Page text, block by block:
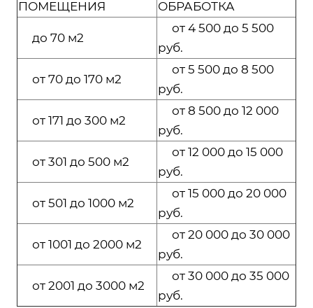
ПОМЕЩЕНИЯ ОБРАБОТКА
до 70 м2
от 4 500 до 5 500
руб.
от 70 до 170 м2
от 5 500 до 8 500
руб.
от 171 до 300 м2
от 8 500 до 12 000
руб.
от 301 до 500 м2
от 12 000 до 15 000
руб.
от 501 до 1000 м2
от 15 000 до 20 000
руб.
от 1001 до 2000 м2
от 20 000 до 30 000
руб.
от 2001 до 3000 м2
от 30 000 до 35 000
руб.